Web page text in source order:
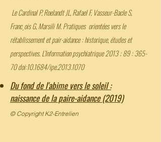
Le Cardinal P, Roelandt JL, Rafael F, Vasseur-Bacle S,
Franc¸ois G, Marsili M. Pratiques orientées vers le
rétablissement et pair-aidance : historique, études et
perspectives. L’Information psychiatrique 2013 ; 89 : 365-
70 doi:10.1684/ipe.2013.1070
Du fond de l'abime vers le soleil :
naissance de la paire-aidance (2019)
© Copyright K2-Entrelien